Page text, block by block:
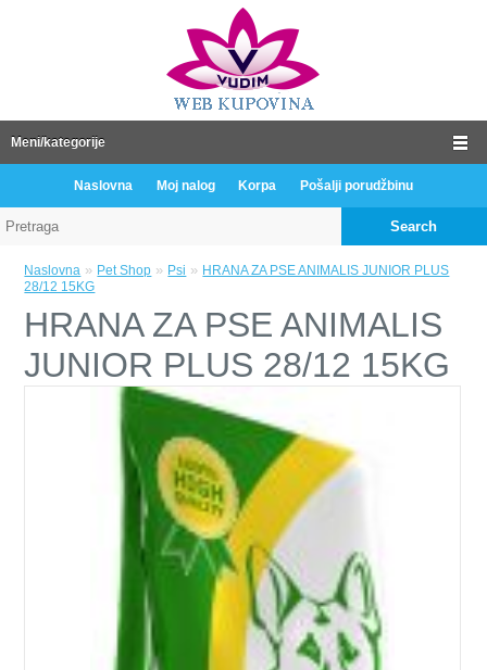
Meni/kategorije
Naslovna Moj nalog Korpa Pošalji porudžbinu
Search
Naslovna » Pet Shop » Psi » HRANA ZA PSE ANIMALIS JUNIOR PLUS
28/12 15KG
HRANA ZA PSE ANIMALIS
JUNIOR PLUS 28/12 15KG